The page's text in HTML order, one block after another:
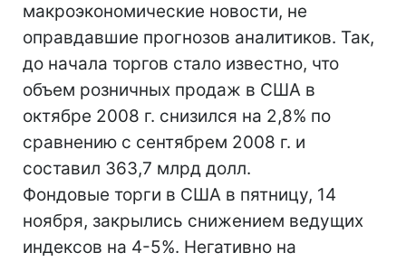
макроэкономические новости, не
оправдавшие прогнозов аналитиков. Так,
до начала торгов стало известно, что
объем розничных продаж в США в
октябре 2008 г. снизился на 2,8% по
сравнению с сентябрем 2008 г. и
составил 363,7 млрд долл.
Фондовые торги в США в пятницу, 14
ноября, закрылись снижением ведущих
индексов на 4-5%. Негативно на